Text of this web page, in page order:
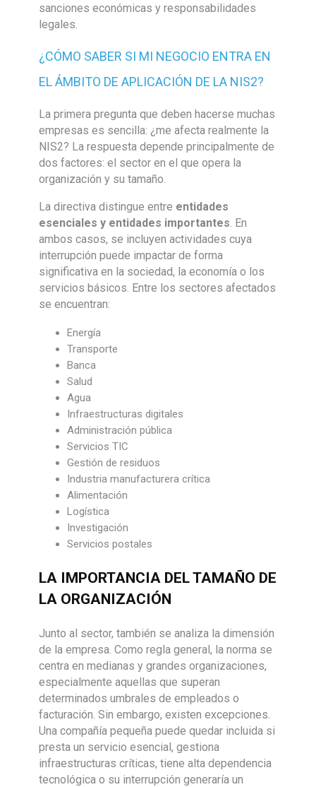
sanciones económicas y responsabilidades
legales.
¿CÓMO SABER SI MI NEGOCIO ENTRA EN
EL ÁMBITO DE APLICACIÓN DE LA NIS2?
La primera pregunta que deben hacerse muchas
empresas es sencilla: ¿me afecta realmente la
NIS2? La respuesta depende principalmente de
dos factores: el sector en el que opera la
organización y su tamaño.
La directiva distingue entre entidades
esenciales y entidades importantes. En
ambos casos, se incluyen actividades cuya
interrupción puede impactar de forma
significativa en la sociedad, la economía o los
servicios básicos. Entre los sectores afectados
se encuentran:
Energía
Transporte
Banca
Salud
Agua
Infraestructuras digitales
Administración pública
Servicios TIC
Gestión de residuos
Industria manufacturera crítica
Alimentación
Logística
Investigación
Servicios postales
LA IMPORTANCIA DEL TAMAÑO DE
LA ORGANIZACIÓN
Junto al sector, también se analiza la dimensión
de la empresa. Como regla general, la norma se
centra en medianas y grandes organizaciones,
especialmente aquellas que superan
determinados umbrales de empleados o
facturación. Sin embargo, existen excepciones.
Una compañía pequeña puede quedar incluida si
presta un servicio esencial, gestiona
infraestructuras críticas, tiene alta dependencia
tecnológica o su interrupción generaría un